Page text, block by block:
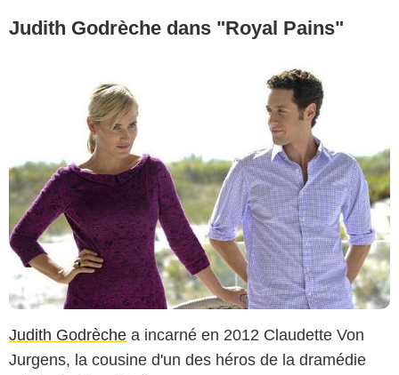
Judith Godrèche dans "Royal Pains"
Judith Godrèche a incarné en 2012 Claudette Von
Jurgens, la cousine d'un des héros de la dramédie